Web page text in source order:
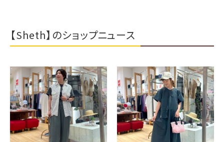
【Sheth】のショップニュース